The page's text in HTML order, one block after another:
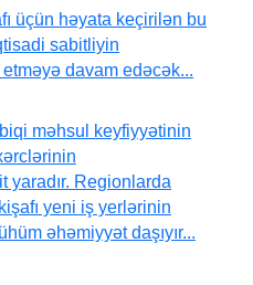
üçün həyata keçirilən bu
sabitliyin
davam edəcək...
məhsul keyfiyyətinin
yaradır. Regionlarda
yeni iş yerlərinin
əhəmiyyət daşıyır...